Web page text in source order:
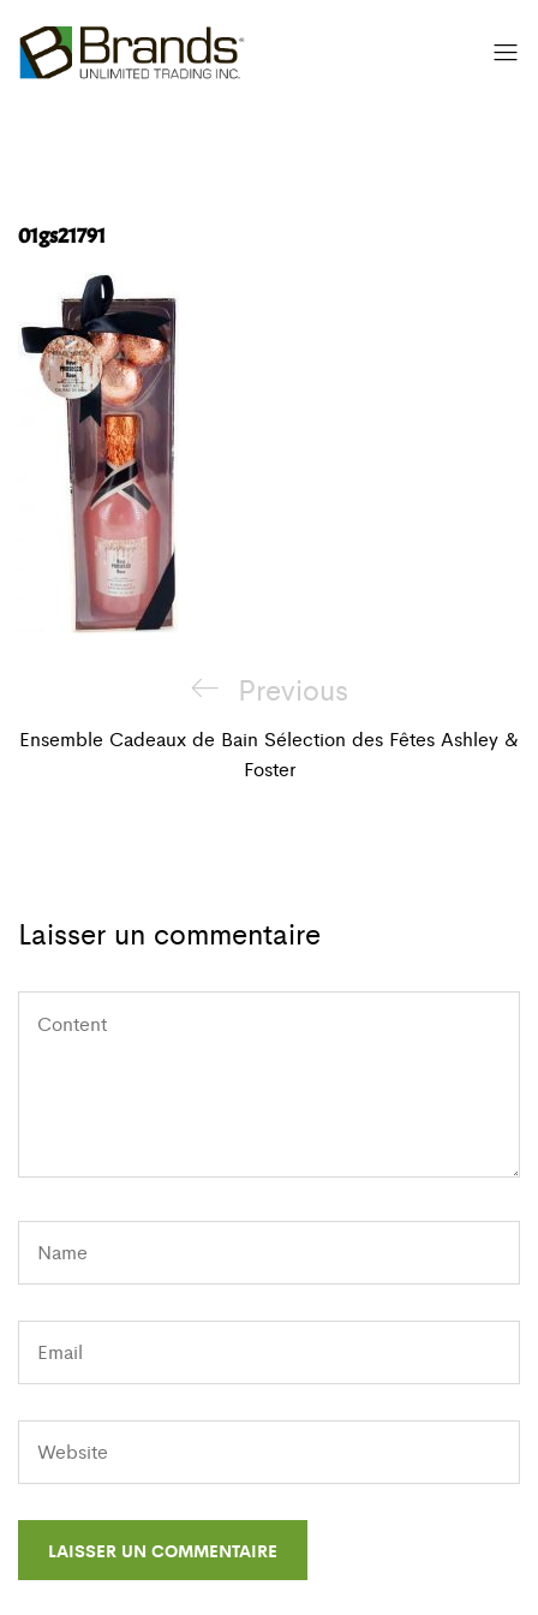
01gs21791
Navigation
de
Previous
Post
Previous
Ensemble Cadeaux de Bain Sélection des Fêtes Ashley &
Foster
Laisser un commentaire